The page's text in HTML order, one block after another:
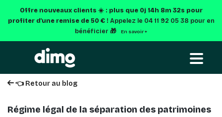
Offre nouveaux clients ☀️ : plus que 0j 14h 8m 31spour
profiter d'une remise de 50 € ! Appelez le 04 11 92 05 38 pour en
bénéficier 🎁
En savoir +
👈 Retour au blog
Régime légal de la séparation des patrimoines